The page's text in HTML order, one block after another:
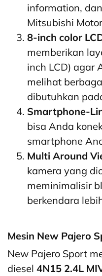
information,
Mitsubishi
8-inch color
memberikan
inch LCD) agar
melihat
dibutuhkan
Smartphone-
bisa Anda
smartphone
Multi Around
kamera yang
meminimalisir
berkendara
Mesin New Pajero
New Pajero Sport
diesel 4N15 2.4L